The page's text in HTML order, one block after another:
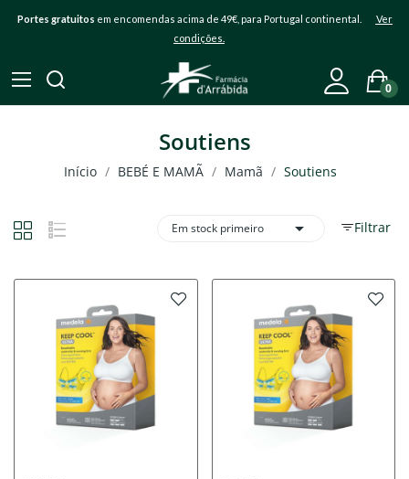
Portes gratuitos em encomendas acima de 49€, para Portugal continental. Ver
condições.
0
Soutiens
Início BEBÉ E MAMÃ Mamã Soutiens
Filtrar
Em stock primeiro 